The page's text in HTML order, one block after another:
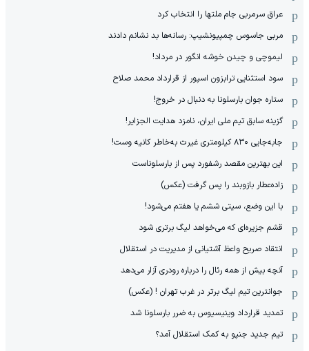
عراق سرمربی جام ملتها را انتخاب کرد
مربی جاسوس چمپیونشیپ: رسانه‌ها بد نشانم دادند
لیموچی و چیدن خوشه انگور در مرداد!
سود استثنایی ترابزون اسپور از قرارداد محمد صلاح
ستاره جوان بارسلونا به دنبال در خروج!
گزینه سابق تیم ملی ایران، نامزد هدایت الجزایر!
جابه‌جایی ۸۳۰ کیلومتری غیرت به‌خاطر کانیه وست!
این بهترین مقصد رشفورد پس از بارسلوناست
زاده‌عطار بازوبند را پس گرفت (عکس)
با این وضع، سیتی ششم یا هفتم می‌شود!
قشم جزیره‌ای که می‌خواهد لیگ برتری شود
انتقاد صریح واعظ آشتیانی از مدیریت در استقلال
آنچه بیش از همه رئال را درباره رودری آزار می‌دهد
جوانترین تیم لیگ برتر در غرب تهران ! (عکس)
تمدید قرارداد وینیسیوس به ضرر بارسلونا شد
تیم جدید جنپو به کمک استقلال آمد؟